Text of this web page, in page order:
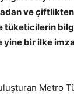
ve
tüketicilerin
bir ilke
Metro